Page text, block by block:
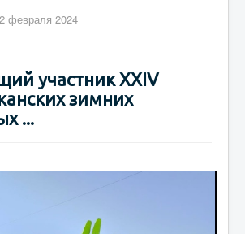
февраля 2024
участник XXIV
зимних
...